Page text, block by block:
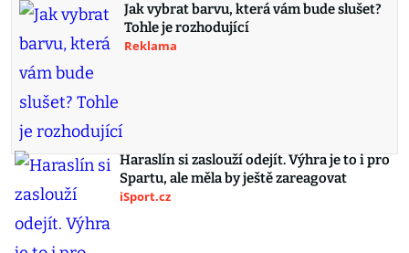
Jak vybrat barvu, která vám bude slušet?
Tohle je rozhodující
Reklama
Haraslín si zaslouží odejít. Výhra je to i pro
Spartu, ale měla by ještě zareagovat
iSport.cz